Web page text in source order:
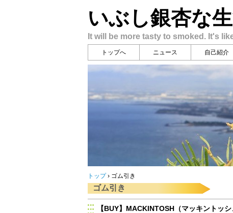
いぶし銀杏な
It will be more tasty to smoked. It's
トップへ ニュース 自己紹介
トップ › ゴム引き
ゴム引き
【BUY】MACKINTOSH（マッキントッ